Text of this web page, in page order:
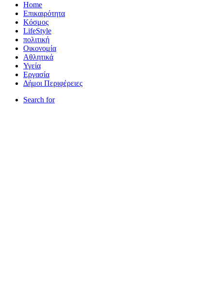
Home
Επικαιρότητα
Κόσμος
LifeStyle
πολιτική
Οικονομία
Αθλητικά
Υγεία
Εργασία
Δήμοι Περιφέρειες
Search for